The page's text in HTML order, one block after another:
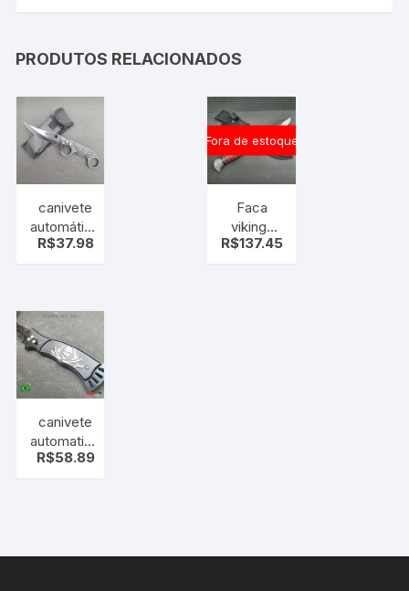
PRODUTOS RELACIONADOS
canivete
automático
com trava
inoxidável
)
R$37.98
Fora de estoque
Faca
vikings
com
R$137.45
canivete
automatico
com trava
R$58.89